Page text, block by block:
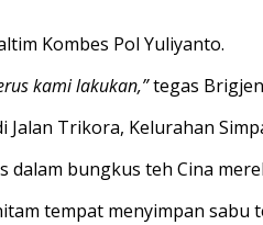
Kombes Pol Yuliyanto.
kami lakukan,”tegas
Trikora, Kelurahan
bungkus teh Cina
tempat menyimpan sabu